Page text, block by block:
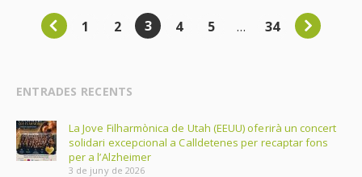
1 2 3 4 5 … 34
ENTRADES RECENTS
La Jove Filharmònica de Utah (EEUU) oferirà un concert
solidari excepcional a Calldetenes per recaptar fons
per a l’Alzheimer
3 de juny de 2026